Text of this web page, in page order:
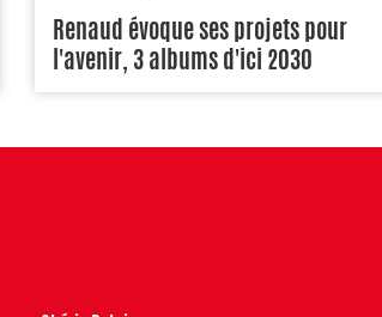
Renaud évoque ses projets pour
l'avenir, 3 albums d'ici 2030